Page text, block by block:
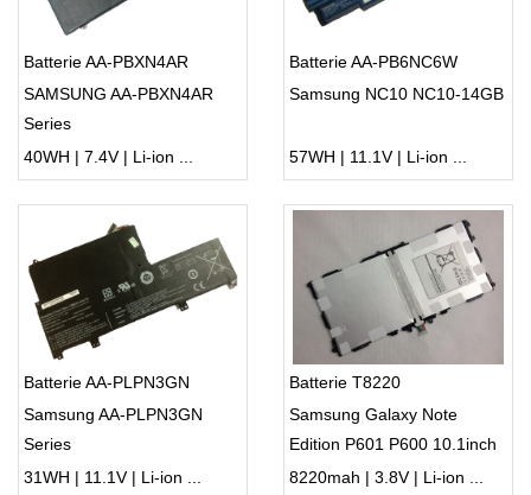
Batterie AA-PBXN4AR
SAMSUNG AA-PBXN4AR
Series
40WH | 7.4V | Li-ion ...
Batterie AA-PB6NC6W
Samsung NC10 NC10-14GB
57WH | 11.1V | Li-ion ...
Batterie AA-PLPN3GN
Samsung AA-PLPN3GN
Series
31WH | 11.1V | Li-ion ...
Batterie T8220
Samsung Galaxy Note
Edition P601 P600 10.1inch
8220mah | 3.8V | Li-ion ...